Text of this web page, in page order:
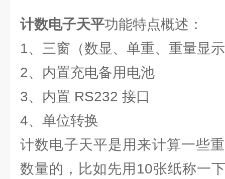
计数电子天平功能特点概述：
1、三窗（数显、单重、重量显
2、内置充电备用电池
3、内置 RS232 接口
4、单位转换
计数电子天平是用来计算一些
数量的，比如先用10张纸称一